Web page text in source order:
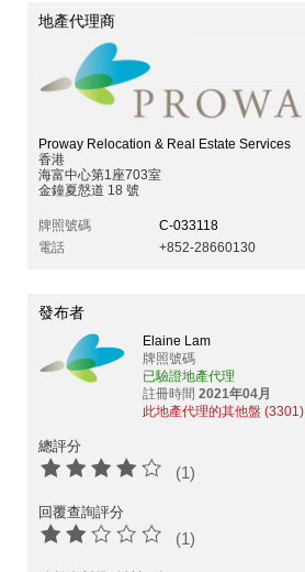
地產代理商
Proway Relocation & Real Estate Services
香港
海富中心第1座703室
金鐘夏慤道 18 號
牌照號碼
C-033118
電話
+852-28660130
發布者
Elaine Lam
牌照號碼
已驗證地產代理
註冊時間 2021年04月
此地產代理的其他盤 (3301)
總評分
(1)
回覆查詢評分
(1)